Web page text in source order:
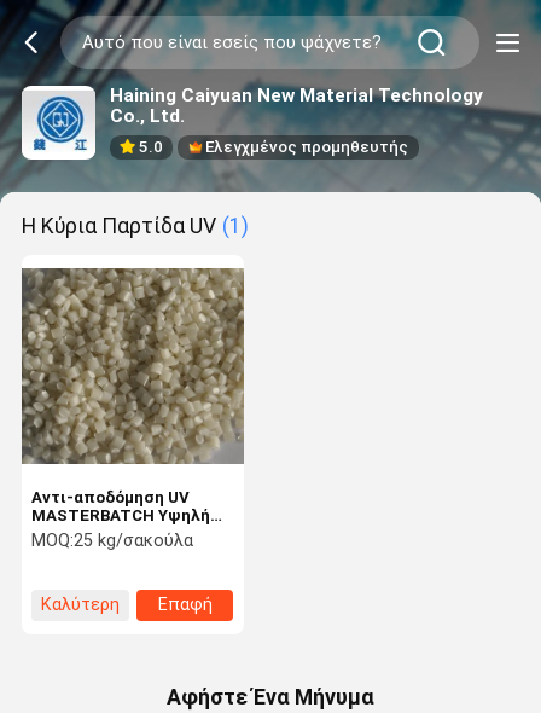
Haining Caiyuan New Material Technology
Co., Ltd.
5.0 Ελεγχμένος προμηθευτής
Η Κύρια Παρτίδα UV (1)
Αντι-αποδόμηση UV
MASTERBATCH Υψηλή
διάσπαση Αντίσταση σε
καιρικές συνθήκες
MOQ:25 kg/σακούλα
Καλύτερη
Επαφή
Αφήστε Ένα Μήνυμα